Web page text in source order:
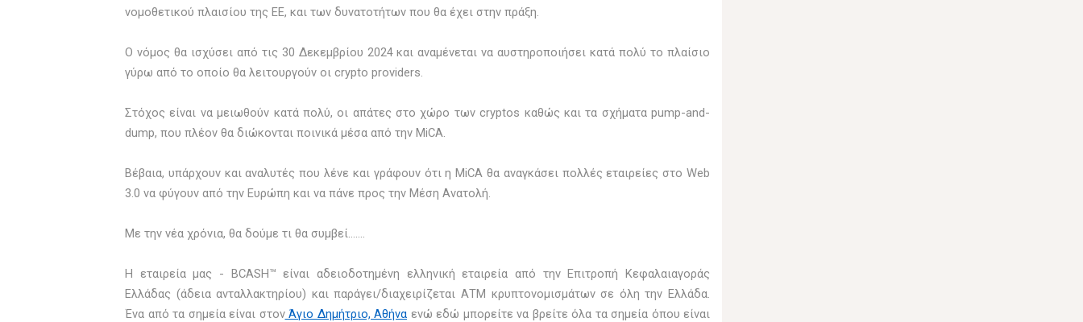
νομοθετικού πλαισίου της ΕΕ, και των δυνατοτήτων που θα έχει στην πράξη.
Ο νόμος θα ισχύσει από τις 30 Δεκεμβρίου 2024 και αναμένεται να αυστηροποιήσει κατά πολύ το πλαίσιο
γύρω από το οποίο θα λειτουργούν οι crypto providers.
Στόχος είναι να μειωθούν κατά πολύ, οι απάτες στο χώρο των cryptos καθώς και τα σχήματα pump-and-
dump, που πλέον θα διώκονται ποινικά μέσα από την MiCA.
Bέβαια, υπάρχουν και αναλυτές που λένε και γράφουν ότι η MiCA θα αναγκάσει πολλές εταιρείες στο Web
3.0 να φύγουν από την Ευρώπη και να πάνε προς την Μέση Ανατολή.
Με την νέα χρόνια, θα δούμε τι θα συμβεί…….
Η εταιρεία μας - BCASH™ είναι αδειοδοτημένη ελληνική εταιρεία από την Επιτροπή Κεφαλαιαγοράς
Ελλάδας (άδεια ανταλλακτηρίου) και παράγει/διαχειρίζεται ΑΤΜ κρυπτονομισμάτων σε όλη την Ελλάδα.
Ένα από τα σημεία είναι στονΆγιο Δημήτριο, Αθήνα ενώ εδώ μπορείτε να βρείτε όλα τα σημεία όπου είναι